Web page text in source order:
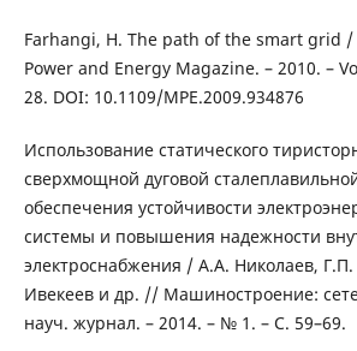
Farhangi, H. The path of the smart grid /
Power and Energy Magazine. – 2010. –
28. DOI: 10.1109/MPE.2009.934876
Использование статического
сверхмощной дуговой
обеспечения устойчивости
системы и повышения надежности
электроснабжения / A.A. Николаев,
Ивекеев и др. // Машиностроение:
науч. журнал. – 2014. – № 1. – С. 59–69.